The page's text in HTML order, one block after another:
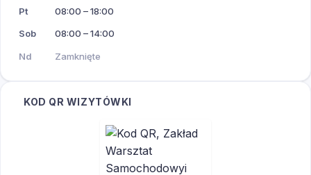
Pt 08:00 – 18:00
Sob 08:00 – 14:00
Nd Zamknięte
KOD QR WIZYTÓWKI